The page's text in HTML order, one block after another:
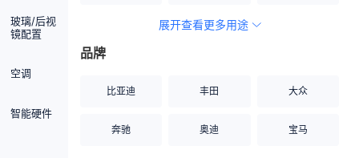
玻璃/后视
镜配置
空调
智能硬件
空间宽敞
展开查看更多用途
品牌
比亚迪 丰田 大众
奔驰 奥迪 宝马